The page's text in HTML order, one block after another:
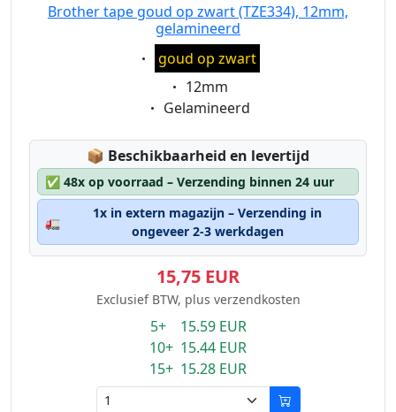
Brother tape goud op zwart (TZE334), 12mm,
gelamineerd
Eigenschaft:
goud op zwart
Eigenschaft:
12mm
Eigenschaft:
Gelamineerd
📦 Lagerstatus:
Beschikbaarheid en levertijd
✅ 48x op voorraad – Verzending binnen 24 uur
🚛
1x in extern magazijn – Verzending in
ongeveer 2-3 werkdagen
15,75 EUR
Exclusief BTW, plus verzendkosten
5+ 15.59 EUR
10+ 15.44 EUR
15+ 15.28 EUR